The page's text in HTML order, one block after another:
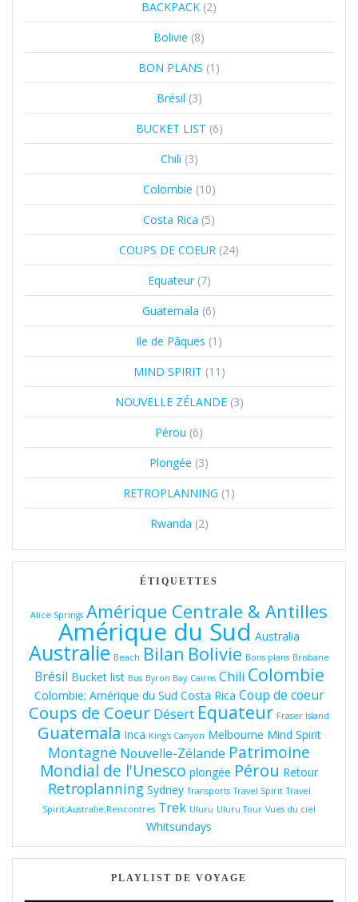
BACKPACK (2)
Bolivie (8)
BON PLANS (1)
Brésil (3)
BUCKET LIST (6)
Chili (3)
Colombie (10)
Costa Rica (5)
COUPS DE COEUR (24)
Equateur(7)
Guatemala (6)
Ile de Pâques (1)
MIND SPIRIT (11)
NOUVELLE ZÉLANDE(3)
Pérou (6)
Plongée (3)
RETROPLANNING (1)
Rwanda (2)
ÉTIQUETTES
Alice Springs Amérique Centrale & Antilles
Amérique du Sud Australia
Australie Beach Bilan Bolivie Bons plans Brisbane
Brésil Bucket list Bus Byron Bay Cairns Chili Colombie
Colombie; Amérique du Sud Costa Rica Coup de coeur
Coups de Coeur Désert Equateur Fraser Island
Guatemala Inca King's Canyon Melbourne Mind Spirit
Montagne Nouvelle-Zélande Patrimoine
Mondial de l'Unesco plongée Pérou Retour
Retroplanning Sydney Transports Travel Spirit Travel
Spirit;Australie;Rencontres Trek Uluru Uluru Tour Vues du ciel
Whitsundays
PLAYLIST DE VOYAGE